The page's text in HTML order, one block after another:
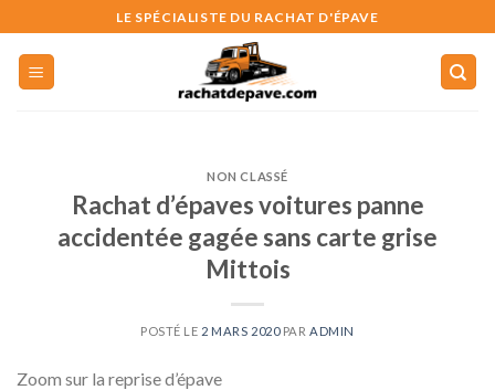
to
content
LE SPÉCIALISTE DU RACHAT D'ÉPAVE
NON CLASSÉ
Rachat d’épaves voitures panne
accidentée gagée sans carte grise
Mittois
POSTÉ LE 2 MARS 2020PAR ADMIN
Zoom sur la reprise d’épave